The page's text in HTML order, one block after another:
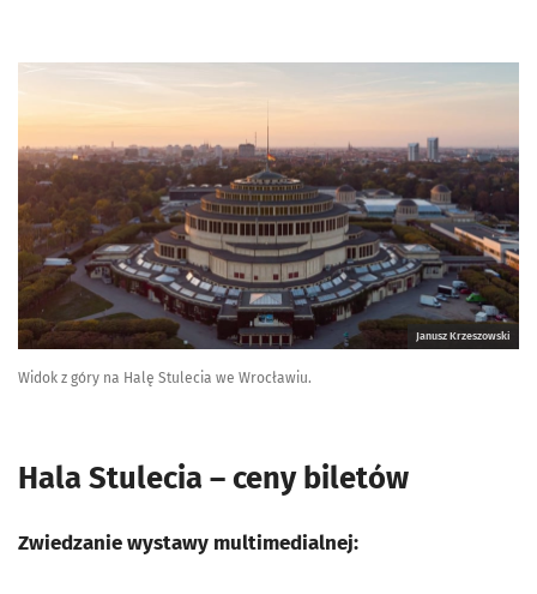
Janusz Krzeszowski
Widok z góry na Halę Stulecia we Wrocławiu.
Hala Stulecia – ceny biletów
Zwiedzanie wystawy multimedialnej: